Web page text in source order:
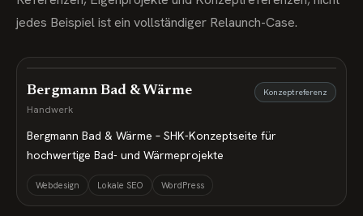
jedes Beispiel ist ein vollständiger Relaunch-Case.
Bergmann Bad & Wärme
Handwerk
Konzeptreferenz
Bergmann Bad & Wärme – SHK-Konzeptseite für
hochwertige Bad- und Wärmeprojekte
Webdesign Lokale SEO WordPress